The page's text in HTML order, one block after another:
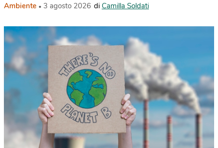
Ambiente 3 agosto 2026 di Camilla Soldati